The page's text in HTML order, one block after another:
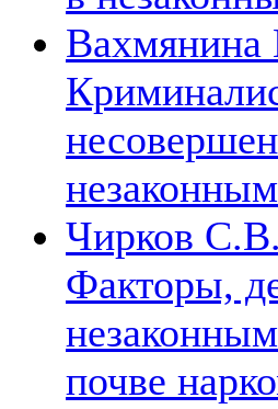
Чирков
Факторы,
почве